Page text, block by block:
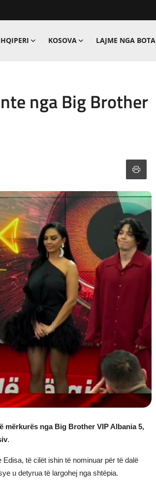
KOSOVA LAJME NGA BOTA
nga Big Brother
mërkurës nga Big Brother VIP Albania 5,
.
të cilët ishin të nominuar për të dalë
u detyrua të largohej nga shtëpia.